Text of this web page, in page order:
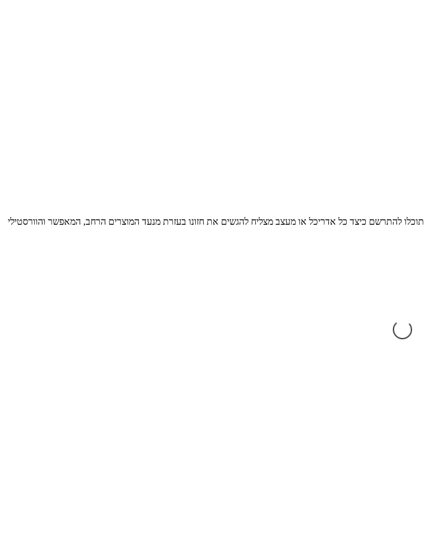
ה- ArcGallery מציג את פועלם של מובילי ומתווי שדה האדריכלות והעיצוב בארץ ובעולם. ב- ArcGallery תוכלו להתרשם כיצד כל אדריכל או מעצב מצליח להגשים את חזונו בעזרת מנעד המוצרים הרחב, המאפשר והוורסטילי